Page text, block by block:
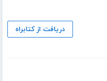
دریافت از کتابراه